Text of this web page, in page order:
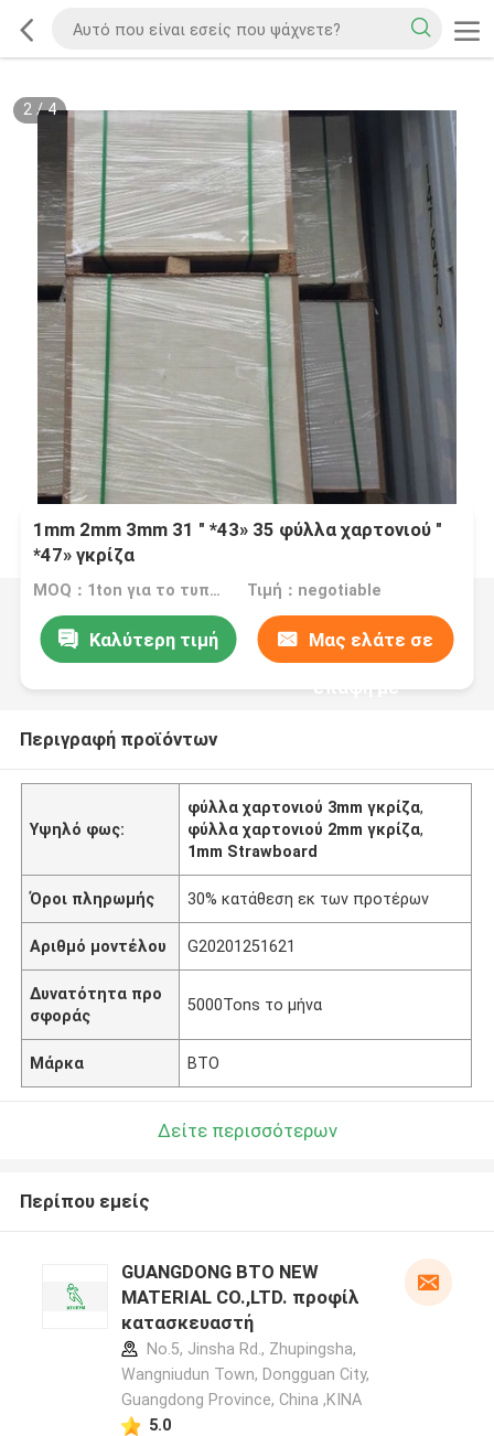
2/4
1mm 2mm 3mm 31 " *43» 35 φύλλα χαρτονιού "
*47» γκρίζα
MOQ：1ton για το τυποποιημένο μέγεθος Τιμή：negotiable
Καλύτερη τιμή Μας ελάτε σε
επαφή με
Περιγραφή προϊόντων
Υψηλό φως:
φύλλα χαρτονιού 3mm γκρίζα,
φύλλα χαρτονιού 2mm γκρίζα,
1mm Strawboard
Όροι πληρωμής 30% κατάθεση εκ των προτέρων
Αριθμό μοντέλου G20201251621
Δυνατότητα προ
σφοράς
5000Tons το μήνα
Μάρκα BTO
Δείτε περισσότερων
Περίπου εμείς
GUANGDONG BTO NEW
MATERIAL CO.,LTD. προφίλ
κατασκευαστή
No.5, Jinsha Rd., Zhupingsha,
Wangniudun Town, Dongguan City,
Guangdong Province, China ,ΚΙΝΑ
5.0